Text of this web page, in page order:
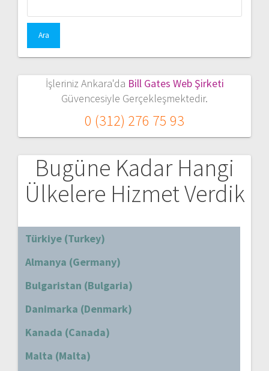
İşleriniz Ankara'da Bill Gates Web Şirketi
Güvencesiyle Gerçekleşmektedir.
0 (312) 276 75 93
Bugüne Kadar Hangi
Ülkelere Hizmet Verdik
Türkiye (Turkey)
Almanya (Germany)
Bulgaristan (Bulgaria)
Danimarka (Denmark)
Kanada (Canada)
Malta (Malta)